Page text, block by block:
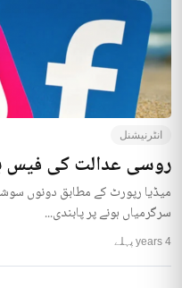
انٹرنیشنل
روسی عدالت کی فیس
میڈیا رپورٹ کے مطابق دونوں
سرگرمیاں ہونے پر پابندی...
4 years پہلے